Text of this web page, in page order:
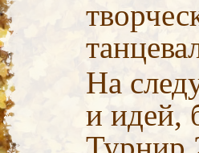
На
и идей,